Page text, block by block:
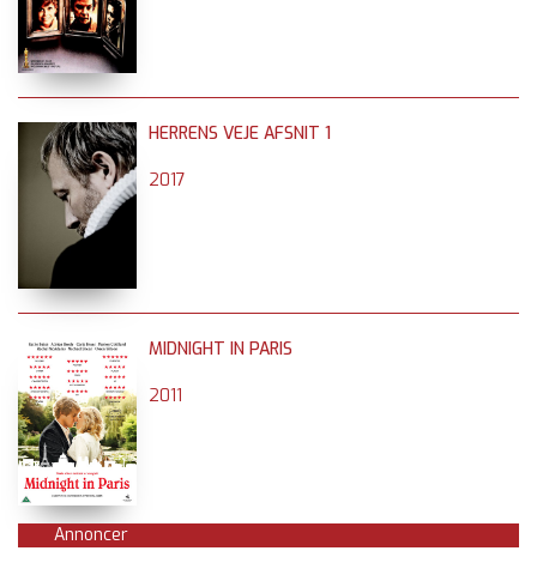
HERRENS VEJE AFSNIT 1
2017
MIDNIGHT IN PARIS
2011
Annoncer